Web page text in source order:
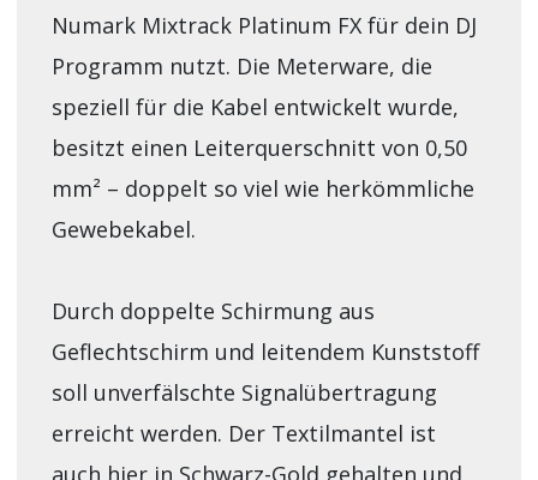
Numark Mixtrack Platinum FX für dein DJ
Programm nutzt. Die Meterware, die
speziell für die Kabel entwickelt wurde,
besitzt einen Leiterquerschnitt von 0,50
mm² – doppelt so viel wie herkömmliche
Gewebekabel.
Durch doppelte Schirmung aus
Geflechtschirm und leitendem Kunststoff
soll unverfälschte Signalübertragung
erreicht werden. Der Textilmantel ist
auch hier in Schwarz-Gold gehalten und